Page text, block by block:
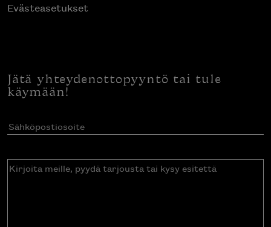
Evästeasetukset
Jätä yhteydenottopyyntö tai tule
käymään!
Sähköpostiosoite(Pakollinen)
Kirjoita